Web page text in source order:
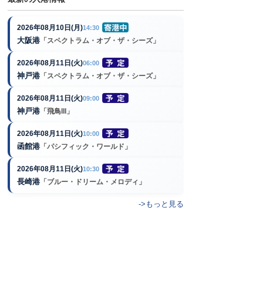
2026年08月10日(月)14:30
大阪港 「スペクトラム・オブ・ザ・シーズ」
2026年08月11日(火)06:00
神戸港 「スペクトラム・オブ・ザ・シーズ」
2026年08月11日(火)09:00
神戸港 「飛鳥III」
2026年08月11日(火)10:00
函館港 「パシフィック・ワールド」
2026年08月11日(火)10:30
長崎港 「ブルー・ドリーム・メロディ」
->もっと見る